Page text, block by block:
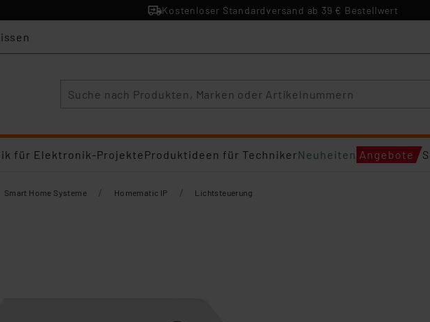
Kostenloser Standardversand ab 39 € Bestellwert
für Elektronik-ProjekteProduktideen für TechnikerNeuheiten Angebote
Smart Home Systeme / Homematic IP / Lichtsteuerung